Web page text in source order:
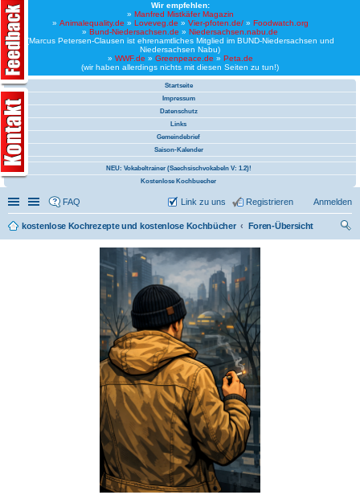
Wir empfehlen:
» Manfred Mistkäfer Magazin
» Animalequality.de » Loveveg.de » Vier-pfoten.de/» Foodwatch.org
» Bund-Niedersachsen.de » Niedersachsen.nabu.de
(Marcus Petersen-Clausen ist ehrenamtliches Mitglied im BUND-Niedersachsen und
Niedersachsen Nabu)
» WWF.de » Greenpeace.de » Peta.de
(wir haben allerdings nichts mit diesen Seiten zu tun!)
Startseite
Impressum
Datenschutz
Links
Gemeindebrief
Saison-Kalender
NEU: Vokabeltrainer (Saechsischvokabeln V: 1.2)!
Kostenlose Kochbuecher
Schnellzugriff
Linkliste
FAQ Anmelden
Registrieren
Link zu uns
kostenlose Kochrezepte und kostenlose Kochbücher
Foren-Übersicht